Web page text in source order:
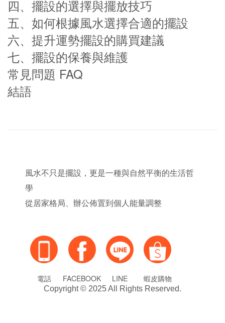
四、擺設的選擇與擺放技巧
五、如何根據風水選擇合適的擺設
六、提升運勢擺設的購買建議
七、擺設的保養與維護
常見問題 FAQ
結語
風水不只是擺設，更是一種與自然平衡的生活哲
學
從居家格局、辦公佈置到個人能量調整
電話 FACEBOOK LINE 蝦皮購物
Copyright © 2025 All Rights Reserved.